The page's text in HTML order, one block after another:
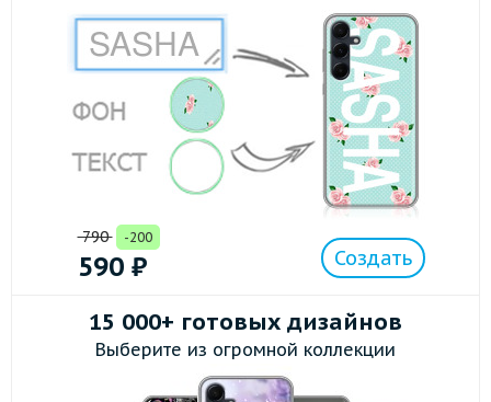
790 -200
590 ₽ Создать
15 000+ готовых дизайнов
Выберите из огромной коллекции